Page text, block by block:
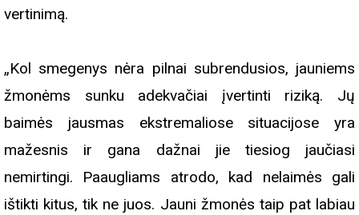
vertinimą.
„Kol smegenys nėra pilnai subrendusios, jauniems
žmonėms sunku adekvačiai įvertinti riziką. Jų
baimės jausmas ekstremaliose situacijose yra
mažesnis ir gana dažnai jie tiesiog jaučiasi
nemirtingi. Paaugliams atrodo, kad nelaimės gali
ištikti kitus, tik ne juos. Jauni žmonės taip pat labiau